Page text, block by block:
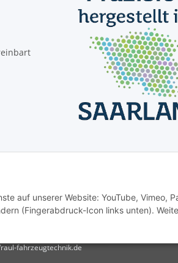
fahrzeugtechnik.de
auf unserer Website: YouTube, Vimeo,
(Fingerabdruck-Icon links unten).